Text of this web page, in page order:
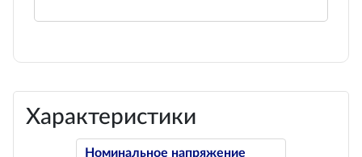
Характеристики
Номинальное напряжение